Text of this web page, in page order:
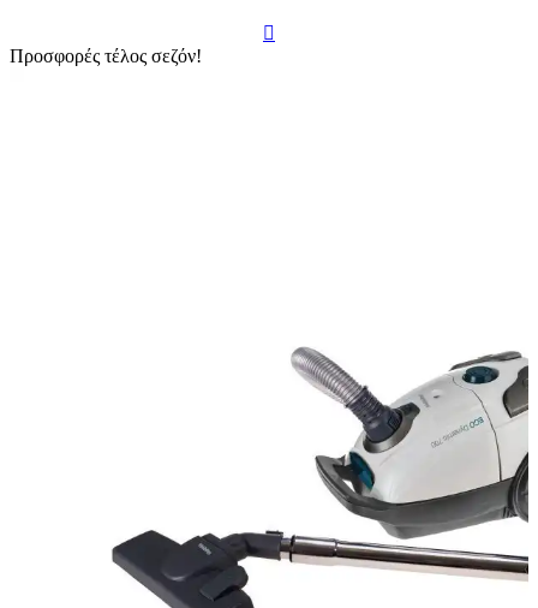
Προσφορές τέλος σεζόν!